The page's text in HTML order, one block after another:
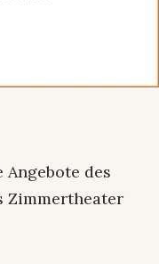
des
Zimmertheater